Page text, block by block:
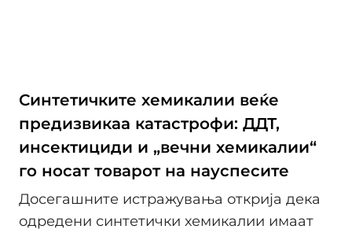
Синтетичките хемикалии веќе
предизвикаа катастрофи: ДДТ,
инсектициди и „вечни хемикалии“
го носат товарот на науспесите
Досегашните истражувања открија дека
одредени синтетички хемикалии имаат